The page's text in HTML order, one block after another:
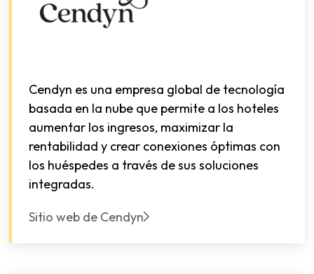
Cendyn es una empresa global de tecnología
basada en la nube que permite a los hoteles
aumentar los ingresos, maximizar la
rentabilidad y crear conexiones óptimas con
los huéspedes a través de sus soluciones
integradas.
Sitio web de Cendyn